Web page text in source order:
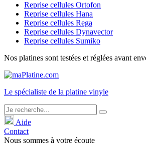
Reprise cellules Ortofon
Reprise cellules Hana
Reprise cellules Rega
Reprise cellules Dynavector
Reprise cellules Sumiko
Nos platines sont testées et réglées avant
Le spécialiste de la platine vinyle
Aide
Contact
Nous sommes à votre écoute